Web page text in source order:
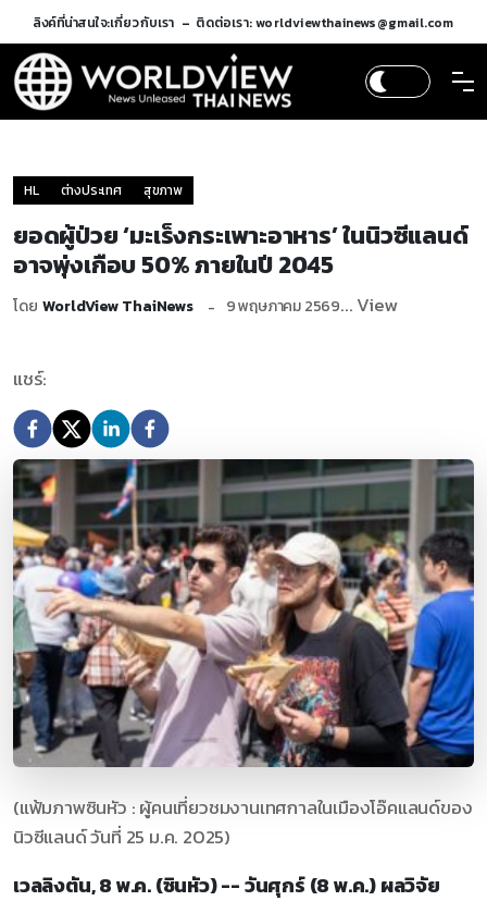
ลิงค์ที่น่าสนใจ:เกี่ยวกับเรา ติดต่อเรา: worldviewthainews@gmail.com
HL ต่างประเทศ สุขภาพ
ยอดผู้ป่วย ‘มะเร็งกระเพาะอาหาร’ ในนิวซีแลนด์
อาจพุ่งเกือบ 50% ภายในปี 2045
โดย WorldView ThaiNews 9 พฤษภาคม 2569... View
แชร์:
(แฟ้มภาพซินหัว : ผู้คนเที่ยวชมงานเทศกาลในเมืองโอ๊คแลนด์ของ
นิวซีแลนด์ วันที่ 25 ม.ค. 2025)
เวลลิงตัน, 8 พ.ค. (ซินหัว) -- วันศุกร์ (8 พ.ค.) ผลวิจัย